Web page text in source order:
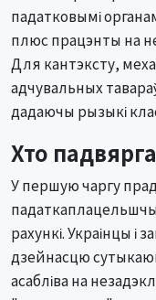
падатковымі
плюс працэнты на
Для кантэксту,
адчувальных
дадаючы рызыкі
Хто
У першую чаргу
рахункі. Украінцы і
дзейнасцю
асабліва на